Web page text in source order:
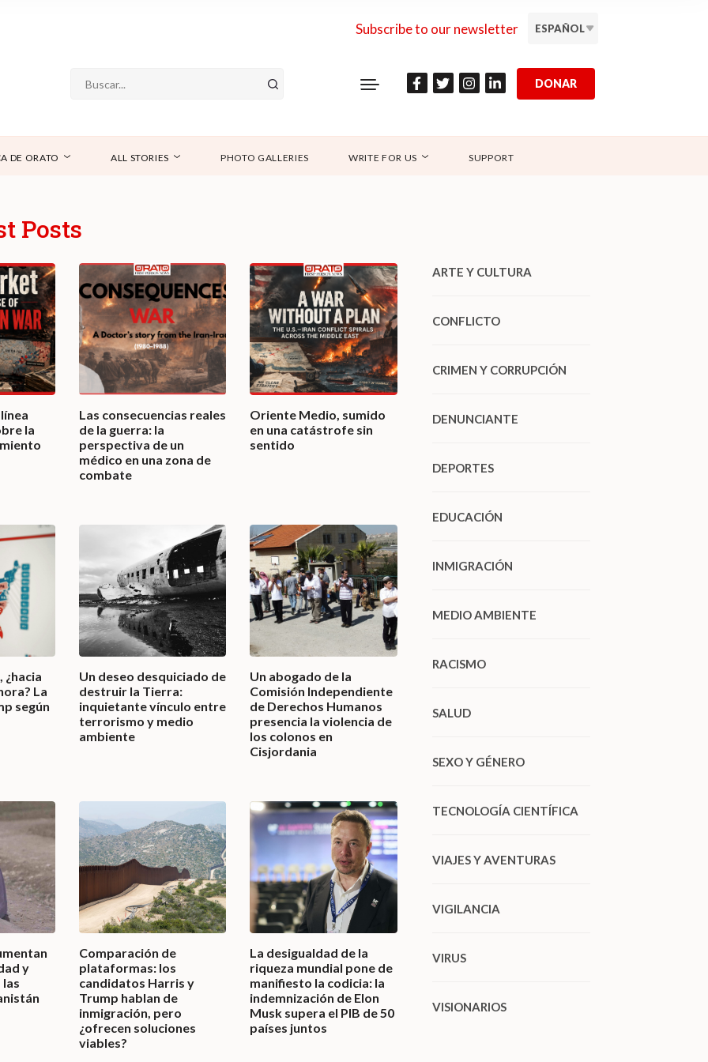
Subscribe to our newsletter ESPAÑOL
DONAR
DE ORATO ALL STORIES PHOTO GALLERIES WRITE FOR US SUPPORT
Posts
la
Las consecuencias reales
de la guerra: la
perspectiva de un
médico en una zona de
combate
Oriente Medio, sumido
en una catástrofe sin
sentido
¿hacia
La
según
Un deseo desquiciado de
destruir la Tierra:
inquietante vínculo entre
terrorismo y medio
ambiente
Un abogado de la
Comisión Independiente
de Derechos Humanos
presencia la violencia de
los colonos en
Cisjordania
y
Comparación de
plataformas: los
candidatos Harris y
Trump hablan de
inmigración, pero
¿ofrecen soluciones
viables?
La desigualdad de la
riqueza mundial pone de
manifiesto la codicia: la
indemnización de Elon
Musk supera el PIB de 50
países juntos
ARTE Y CULTURA
CONFLICTO
CRIMEN Y CORRUPCIÓN
DENUNCIANTE
DEPORTES
EDUCACIÓN
INMIGRACIÓN
MEDIO AMBIENTE
RACISMO
SALUD
SEXO Y GÉNERO
TECNOLOGÍA CIENTÍFICA
VIAJES Y AVENTURAS
VIGILANCIA
VIRUS
VISIONARIOS